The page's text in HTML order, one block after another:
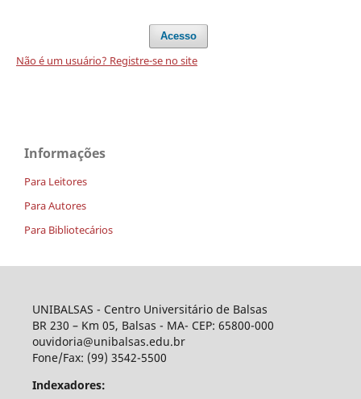
Acesso
Não é um usuário? Registre-se no site
Informações
Para Leitores
Para Autores
Para Bibliotecários
UNIBALSAS - Centro Universitário de Balsas
BR 230 – Km 05, Balsas - MA- CEP: 65800-000
ouvidoria@unibalsas.edu.br
Fone/Fax: (99) 3542-5500
Indexadores: